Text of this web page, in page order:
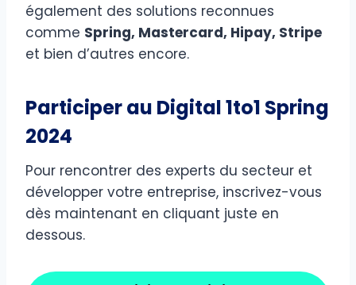
également des solutions reconnues
comme Spring, Mastercard, Hipay, Stripe
et bien d’autres encore.
Participer au Digital 1to1 Spring
2024
Pour rencontrer des experts du secteur et
développer votre entreprise, inscrivez-vous
dès maintenant en cliquant juste en
dessous.